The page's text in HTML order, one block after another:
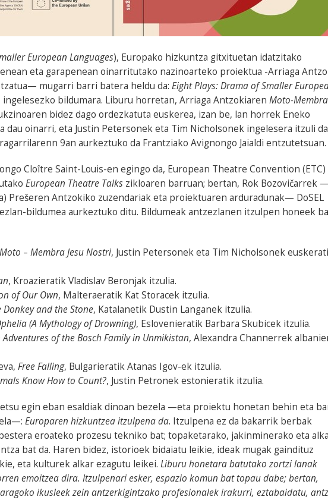
European Languages), Europako hizkuntza gitxituetan idatzitako
eta garapenean oinarritutako nazinoarteko proiektua -Arriaga
mugarri barri batera heldu da: Eight Plays: Drama of Smaller
ingelesezko bildumara. Liburu horretan, Arriaga Antzokiaren Moto-Membra
bidez dago ordezkatuta euskerea, izan be, lan horrek Eneko
dau oinarri, eta Justin Petersonek eta Tim Nicholsonek ingelesera itzuli
9an aurkeztuko da Frantziako Avignongo Jaialdi entzutetsuan.
Cloître Saint-Louis-en egingo da, European Theatre Convention (ETC)
European Theatre Talks zikloaren barruan; bertan, Rok Bozovičarrek —
Prešeren Antzokiko zuzendariak eta proiektuaren arduradunak— DoSEL
bildumea aurkeztuko ditu. Bildumeak antzezlanen itzulpen honeek
Moto – Membra Jesu Nostri, Justin Petersonek eta Tim Nicholsonek
, Kroazieratik Vladislav Beronjak itzulia.
of Our Own, Malteraeratik Kat Storacek itzulia.
Donkey and the Stone, Katalanetik Dustin Langanek itzulia.
(A Mythology of Drowning), Eslovenieratik Barbara Skubicek itzulia.
Adventures of the Bosch Family in Unmikistan, Alexandra Channerrek
Free Falling, Bulgarieratik Atanas Igov-ek itzulia.
Know How to Count?, Justin Petronek estonieratik itzulia.
egin eban esaldiak dinoan bezela —eta proiektu honetan behin eta
Europaren hizkuntzea itzulpena da. Itzulpena ez da bakarrik berbak
eroateko prozesu tekniko bat; topaketarako, jakinminerako eta
bat da. Haren bidez, istorioek bidaiatu leikie, ideak mugak gaindituz
eta kulturek alkar ezagutu leikei. Liburu honetara batutako zortzi lanak
emoitzea dira. Itzulpenari esker, espazio komun bat topau dabe; bertan,
ikusleek zein antzerkigintzako profesionalek irakurri, eztabaidatu,